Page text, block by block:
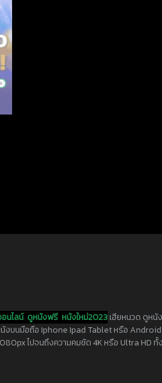
นไลน์ ดูหนังฟรี หนังใหม่2023เฮียหนวด ดูหนั
งบนมือถือ Iphone Ipad Tablet หรือ
ไปจนถึงความคมชัด 4K หรือ Ultra HD